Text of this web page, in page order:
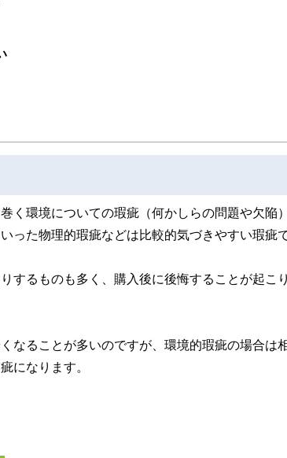
く環境についての瑕疵（何かしらの問題や欠陥
った物理的瑕疵などは比較的気づきやすい瑕疵で
するものも多く、購入後に後悔することが起こ
なることが多いのですが、環境的瑕疵の場合は
になります。